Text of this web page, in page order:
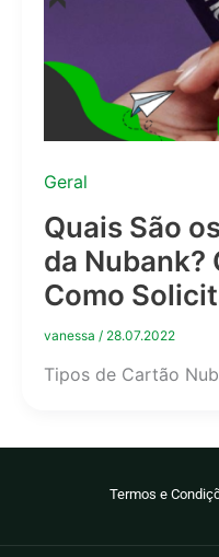
Geral
Quais São
da Nubank?
Como
vanessa / 28.07.2022
Tipos de Cartão
Termos e